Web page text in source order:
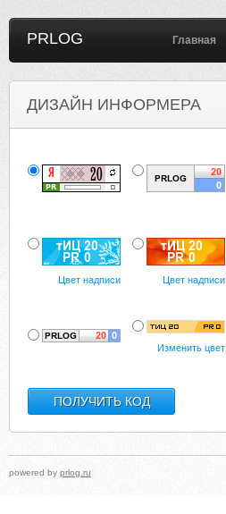
PRLOG Главная
ДИЗАЙН ИНФОРМЕРА
Цвет надписи Цвет надписи
Изменить цвет
powered by prlog.ru